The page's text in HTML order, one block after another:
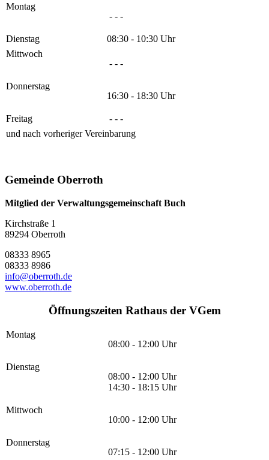
Montag
- - -
Dienstag
08:30 - 10:30 Uhr
Mittwoch
- - -
Donnerstag
16:30 - 18:30 Uhr
Freitag
- - -
und nach vorheriger Vereinbarung
Gemeinde Oberroth
Mitglied der Verwaltungsgemeinschaft Buch
Kirchstraße 1
89294 Oberroth
08333 8965
08333 8986
info@oberroth.de
www.oberroth.de
Öffnungszeiten Rathaus der VGem
Montag
08:00 - 12:00 Uhr
Dienstag
08:00 - 12:00 Uhr
14:30 - 18:15 Uhr
Mittwoch
10:00 - 12:00 Uhr
Donnerstag
07:15 - 12:00 Uhr